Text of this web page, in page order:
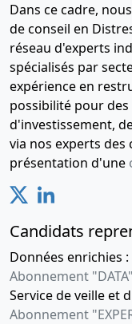
Dans ce cadre,
de conseil en
réseau d'experts
spécialisés par
expérience en
possibilité pour
d'investissement,
via nos experts des
présentation d'une
Candidats
Données enrichies :
Abonnement "DATA"
Service de veille et
Abonnement